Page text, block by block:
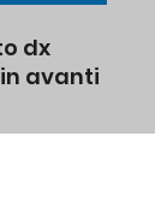
dx
in avanti